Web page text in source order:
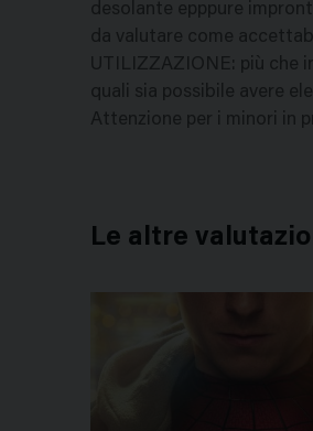
desolante epppure
da valutare come
UTILIZZAZIONE: più che
quali sia possibile avere
Attenzione per i minori in
Le altre